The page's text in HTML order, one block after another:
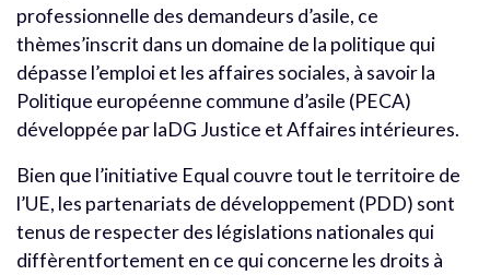
professionnelle des demandeurs d’asile, ce
thèmes’inscrit dans un domaine de la politique qui
dépasse l’emploi et les affaires sociales, à savoir la
Politique européenne commune d’asile (PECA)
développée par laDG Justice et Affaires intérieures.
Bien que l’initiative Equal couvre tout le territoire de
l’UE, les partenariats de développement (PDD) sont
tenus de respecter des législations nationales qui
diffèrentfortement en ce qui concerne les droits à